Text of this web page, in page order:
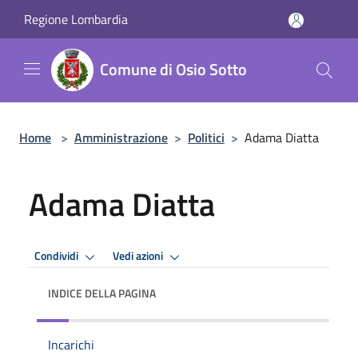
Regione Lombardia
Comune di Osio Sotto
Home > Amministrazione > Politici > Adama Diatta
Adama Diatta
Condividi Vedi azioni
INDICE DELLA PAGINA
Incarichi